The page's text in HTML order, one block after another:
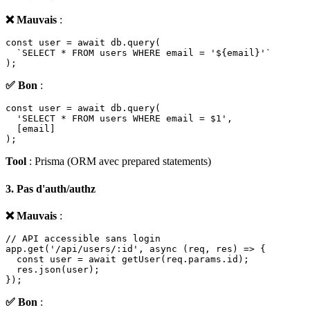
❌ Mauvais :
const user = await db.query(
  `SELECT * FROM users WHERE email = '${email}'`
✅ Bon :
const user = await db.query(
  'SELECT * FROM users WHERE email = $1',
  [email]
Tool : Prisma (ORM avec prepared statements)
3. Pas d'auth/authz
❌ Mauvais :
// API accessible sans login
app.get('/api/users/:id', async (req, res) => {
  const user = await getUser(req.params.id);
  res.json(user);
✅ Bon :